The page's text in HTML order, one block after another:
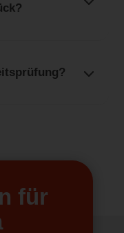
für